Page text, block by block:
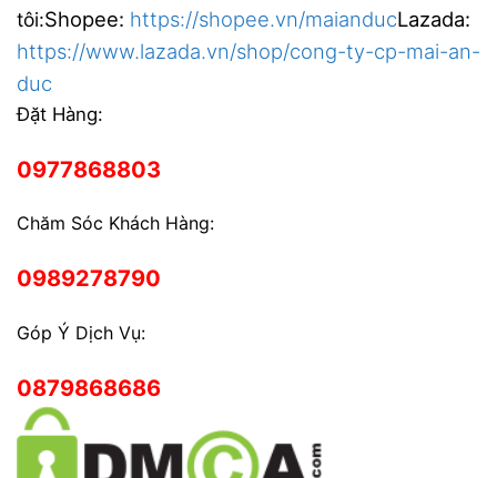
tôi:Shopee: https://shopee.vn/maianducLazada:
https://www.lazada.vn/shop/cong-ty-cp-mai-an-
duc
Đặt Hàng:
0977868803
Chăm Sóc Khách Hàng:
0989278790
Góp Ý Dịch Vụ:
0879868686